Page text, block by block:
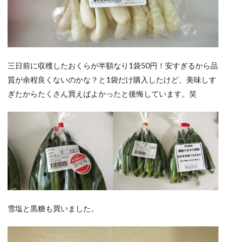
三日前に収穫したおくらが半額なり1袋50円！安すぎるから品
質が余程良くないのかな？と1袋だけ購入したけど、美味しす
ぎたからたくさん買えばよかったと後悔しています。笑
雪塩と黒糖も買いました。